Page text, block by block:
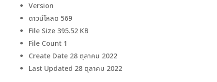
Version
ดาวน์โหลด 569
File Size 395.52 KB
File Count 1
Create Date 28 ตุลาคม 2022
Last Updated 28 ตุลาคม 2022